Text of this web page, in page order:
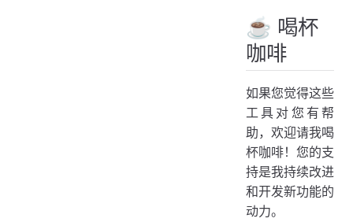
☕ 喝杯
咖啡
如果您觉得这些
工具对您有帮
助，欢迎请我喝
杯咖啡！您的支
持是我持续改进
和开发新功能的
动力。